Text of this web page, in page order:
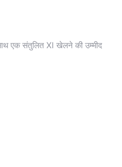
एक संतुलित XI खेलने की उम्मीद